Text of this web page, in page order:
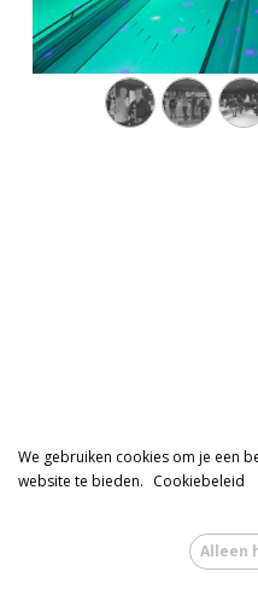
website door
We gebruiken cookies om je een
website te bieden. Cookiebeleid
Alleen